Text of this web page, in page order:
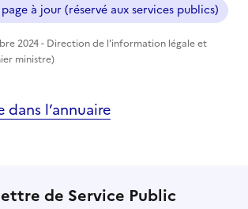
à jour (réservé aux services publics)
2024 - Direction de l'information légale et
ministre)
dans l’annuaire
de Service Public